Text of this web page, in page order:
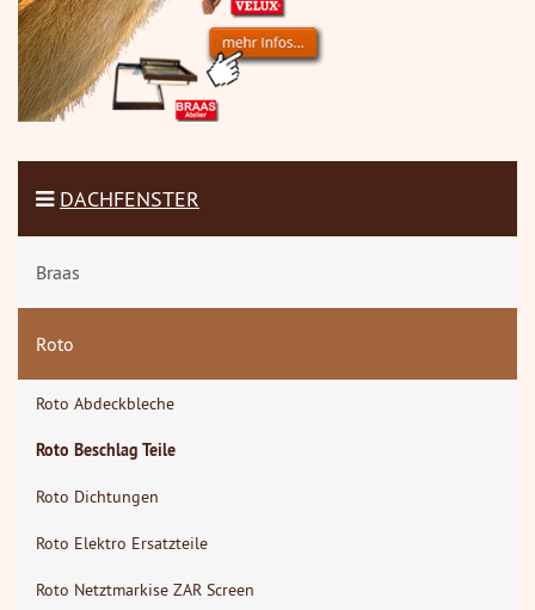
DACHFENSTER
Braas
Roto
Roto Abdeckbleche
Roto Beschlag Teile
Roto Dichtungen
Roto Elektro Ersatzteile
Roto Netztmarkise ZAR Screen